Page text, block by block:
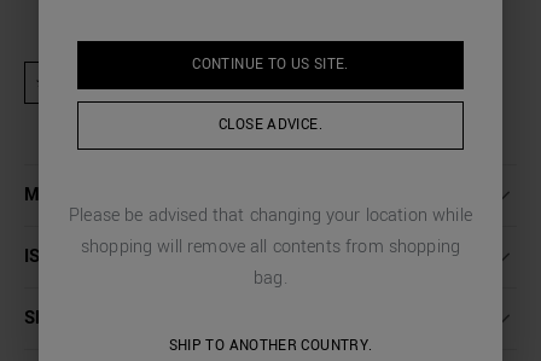
★ Prodotto escluso da attività promozionali e codici sconto
MAGGIORI DETTAGLI
ISTRUZIONI LAVAGGIO
SPEDIZIONI E RESI
CONTINUE TO US SITE.
CLOSE ADVICE.
Please be advised that changing your location while
shopping will remove all contents from shopping
bag.
SHIP TO ANOTHER COUNTRY.